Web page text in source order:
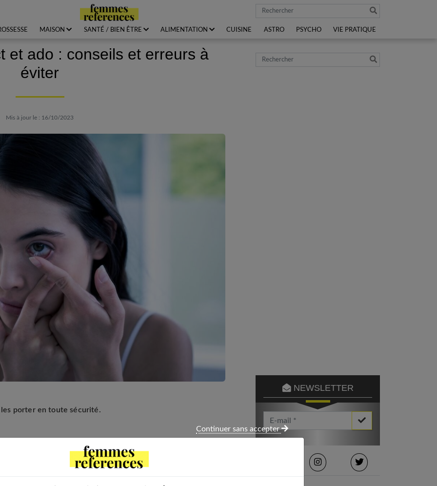
Rechercher
MAISON SANTÉ / BIEN ÊTRE ALIMENTATION CUISINE ASTRO PSYCHO VIE PRATIQUE
et ado : conseils et erreurs à
éviter
Mis à jour le : 16/10/2023
porter en toute sécurité.
élevé, les adolescents souhaitent de plus en plus porter des
leur hypermétropie ou leur astigmatisme. Le port de
un examen chez l'ophtalmologiste qui vérifiera l'absence de
Rechercher
NEWSLETTER
Votre Email *
Continuer sans accepter